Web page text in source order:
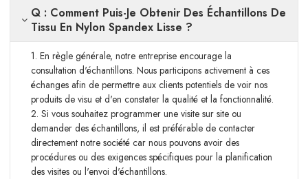
Q : Comment Puis-Je Obtenir Des Échantillons De
Tissu En Nylon Spandex Lisse ?
1. En règle générale, notre entreprise encourage la
consultation d'échantillons. Nous participons activement à ces
échanges afin de permettre aux clients potentiels de voir nos
produits de visu et d'en constater la qualité et la fonctionnalité.
2. Si vous souhaitez programmer une visite sur site ou
demander des échantillons, il est préférable de contacter
directement notre société car nous pouvons avoir des
procédures ou des exigences spécifiques pour la planification
des visites ou l'envoi d'échantillons.